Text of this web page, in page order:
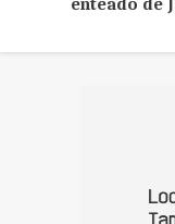
enteado de